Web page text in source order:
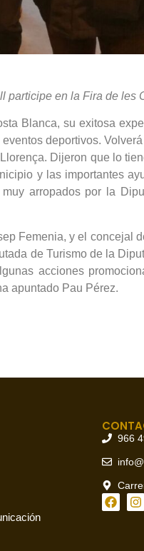
en la Fira de les
Blanca, su exitosa
deportivos.
Dijeron que lo
y las importantes
arropados por la
Femenia, y el concejal
de Turismo de la
acciones
apuntado Pau Pérez.
966